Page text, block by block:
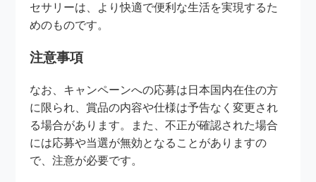
セサリーは、より快適で便利な生活を実現するた
めのものです。
注意事項
なお、キャンペーンへの応募は日本国内在住の方
に限られ、賞品の内容や仕様は予告なく変更され
る場合があります。また、不正が確認された場合
には応募や当選が無効となることがありますの
で、注意が必要です。